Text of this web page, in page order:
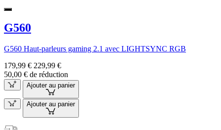
G560
G560 Haut-parleurs gaming 2.1 avec LIGHTSYNC RGB
179,99 € 229,99 €
50,00 € de réduction
Ajouter au panier
Ajouter au panier